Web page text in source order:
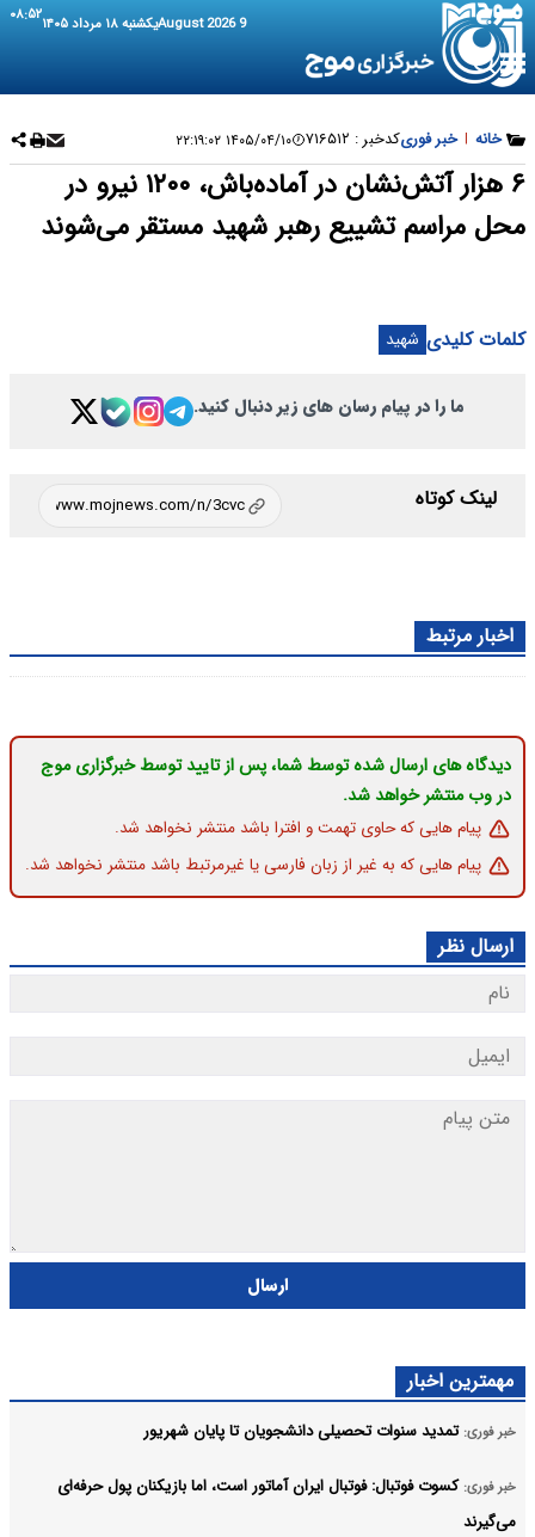
9 August 2026 یکشنبه ۱۸ مرداد ۱۴۰۵ ۰۸:۵۲
خانه | خبر فوریکدخبر : ۷۱۶۵۱۲ ۱۴۰۵/۰۴/۱۰ ۲۲:۱۹:۰۲
۶ هزار آتش‌نشان در آماده‌باش، ۱۲۰۰ نیرو در
محل مراسم تشییع رهبر شهید مستقر می‌شوند
کلمات کلیدی شهید
ما را در پیام رسان های زیر دنبال کنید.
لینک کوتاه
اخبار مرتبط
دیدگاه های ارسال شده توسط شما، پس از تایید توسط خبرگزاری موج
در وب منتشر خواهد شد.
پیام هایی که حاوی تهمت و افترا باشد منتشر نخواهد شد.
پیام هایی که به غیر از زبان فارسی یا غیرمرتبط باشد منتشر نخواهد شد.
ارسال نظر
ارسال
مهمترین اخبار
خبر فوری: تمدید سنوات تحصیلی دانشجویان تا پایان شهریور
خبر فوری: کسوت فوتبال: فوتبال ایران آماتور است، اما بازیکنان پول حرفه‌ای
می‌گیرند